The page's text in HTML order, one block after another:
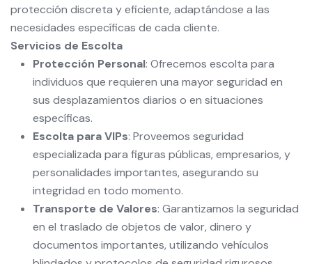
protección discreta y eficiente, adaptándose a las
necesidades específicas de cada cliente.
Servicios de Escolta
Protección Personal: Ofrecemos escolta para
individuos que requieren una mayor seguridad en
sus desplazamientos diarios o en situaciones
específicas.
Escolta para VIPs: Proveemos seguridad
especializada para figuras públicas, empresarios, y
personalidades importantes, asegurando su
integridad en todo momento.
Transporte de Valores: Garantizamos la seguridad
en el traslado de objetos de valor, dinero y
documentos importantes, utilizando vehículos